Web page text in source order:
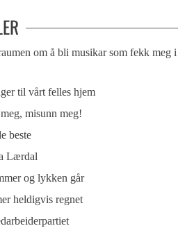
om å bli musikar som fekk meg i
til vårt felles hjem
misunn meg!
beste
Lærdal
og lykken går
heldigvis regnet